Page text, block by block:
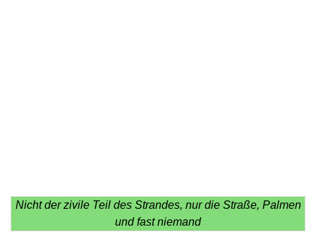
Nicht der zivile Teil des Strandes, nur die Straße, Palmen
und fast niemand